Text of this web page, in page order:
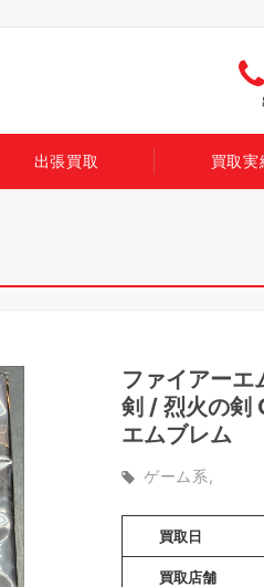
出張買取 買取実
ファイアーエ
剣 / 烈火の剣
エムブレム
ゲーム系
買取日
買取店舗